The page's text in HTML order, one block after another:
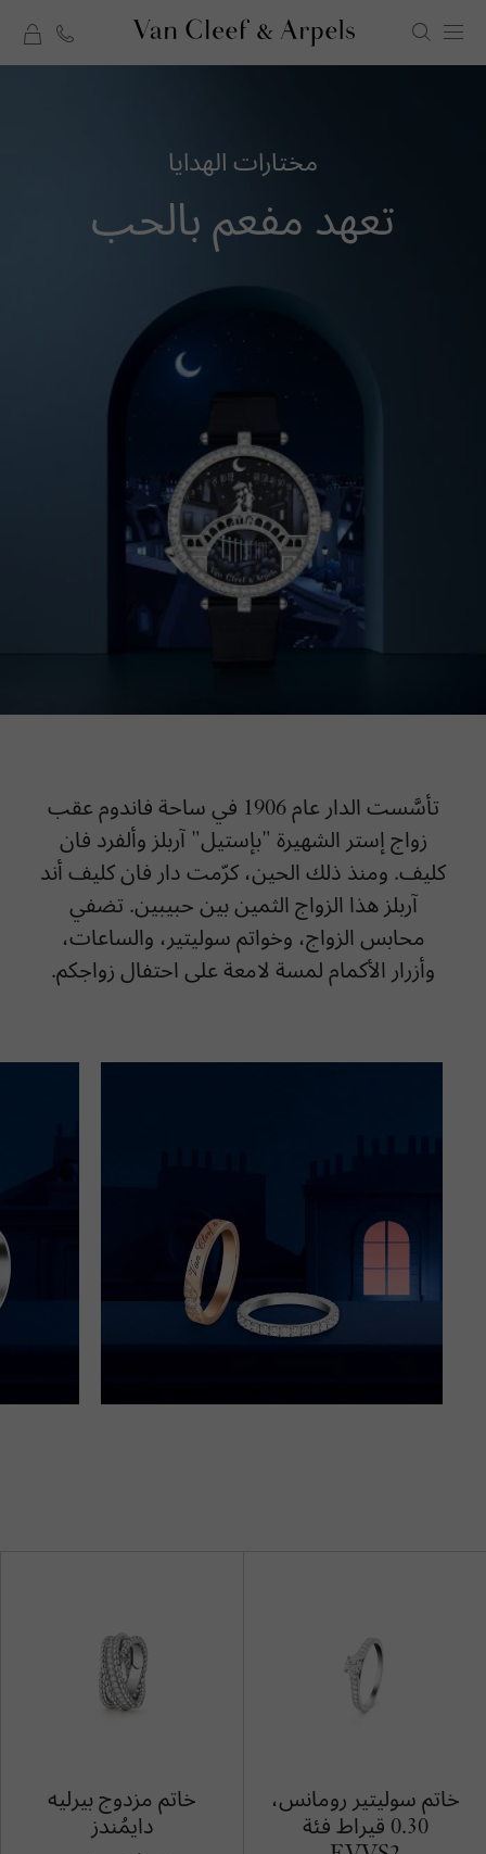
الصفحة
فان
كليف
آربلز
مختارات الهدايا
تعهد مفعم بالحب
تأسَّست الدار عام 1906 في ساحة فاندوم عقب
زواج إستر الشهيرة "بإستيل" آربلز وألفرد فان
كليف. ومنذ ذلك الحين، كرّمت دار فان كليف أند
آربلز هذا الزواج الثمين بين حبيبين. تضفي
محابس الزواج، وخواتم سوليتير، والساعات،
وأزرار الأكمام لمسة لامعة على احتفال زواجكم.
خاتم سوليتير رومانس،
0.30 قيراط فئة
خاتم مزدوج بيرليه
دايمُندز